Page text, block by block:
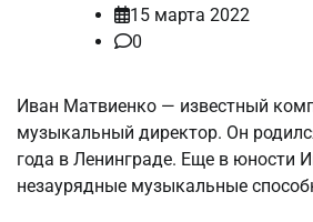
15 марта 2022
0
Иван Матвиенко — известный
музыкальный директор. Он
года в Ленинграде. Еще в юности
незаурядные музыкальные